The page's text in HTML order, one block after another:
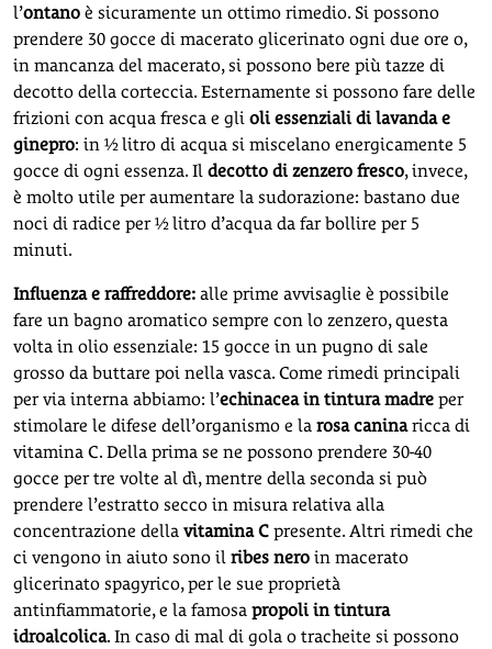
l’ontano è sicuramente un ottimo rimedio. Si possono
prendere 30 gocce di macerato glicerinato ogni due ore o,
in mancanza del macerato, si possono bere più tazze di
decotto della corteccia. Esternamente si possono fare delle
frizioni con acqua fresca e gli oli essenziali di lavanda e
ginepro: in ½ litro di acqua si miscelano energicamente 5
gocce di ogni essenza. Il decotto di zenzero fresco, invece,
è molto utile per aumentare la sudorazione: bastano due
noci di radice per ½ litro d’acqua da far bollire per 5
minuti.
Influenza e raffreddore: alle prime avvisaglie è possibile
fare un bagno aromatico sempre con lo zenzero, questa
volta in olio essenziale: 15 gocce in un pugno di sale
grosso da buttare poi nella vasca. Come rimedi principali
per via interna abbiamo: l’echinacea in tintura madre per
stimolare le difese dell’organismo e la rosa caninaricca di
vitamina C. Della prima se ne possono prendere 30-40
gocce per tre volte al dì, mentre della seconda si può
prendere l’estratto secco in misura relativa alla
concentrazione della vitamina C presente. Altri rimedi che
ci vengono in aiuto sono il ribes nero in macerato
glicerinato spagyrico, per le sue proprietà
antinfiammatorie, e la famosa propoli in tintura
idroalcolica. In caso di mal di gola o tracheite si possono